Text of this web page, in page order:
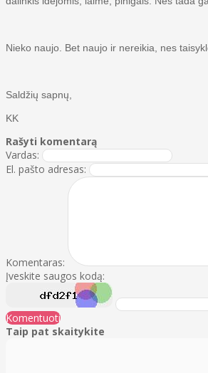
Nieko naujo. Bet naujo ir nereikia, nes
Saldžių sapnų,
KK
Rašyti komentarą
Vardas:
El. pašto adresas:
Komentaras:
Įveskite saugos kodą:
Komentuoti
Taip pat skaitykite